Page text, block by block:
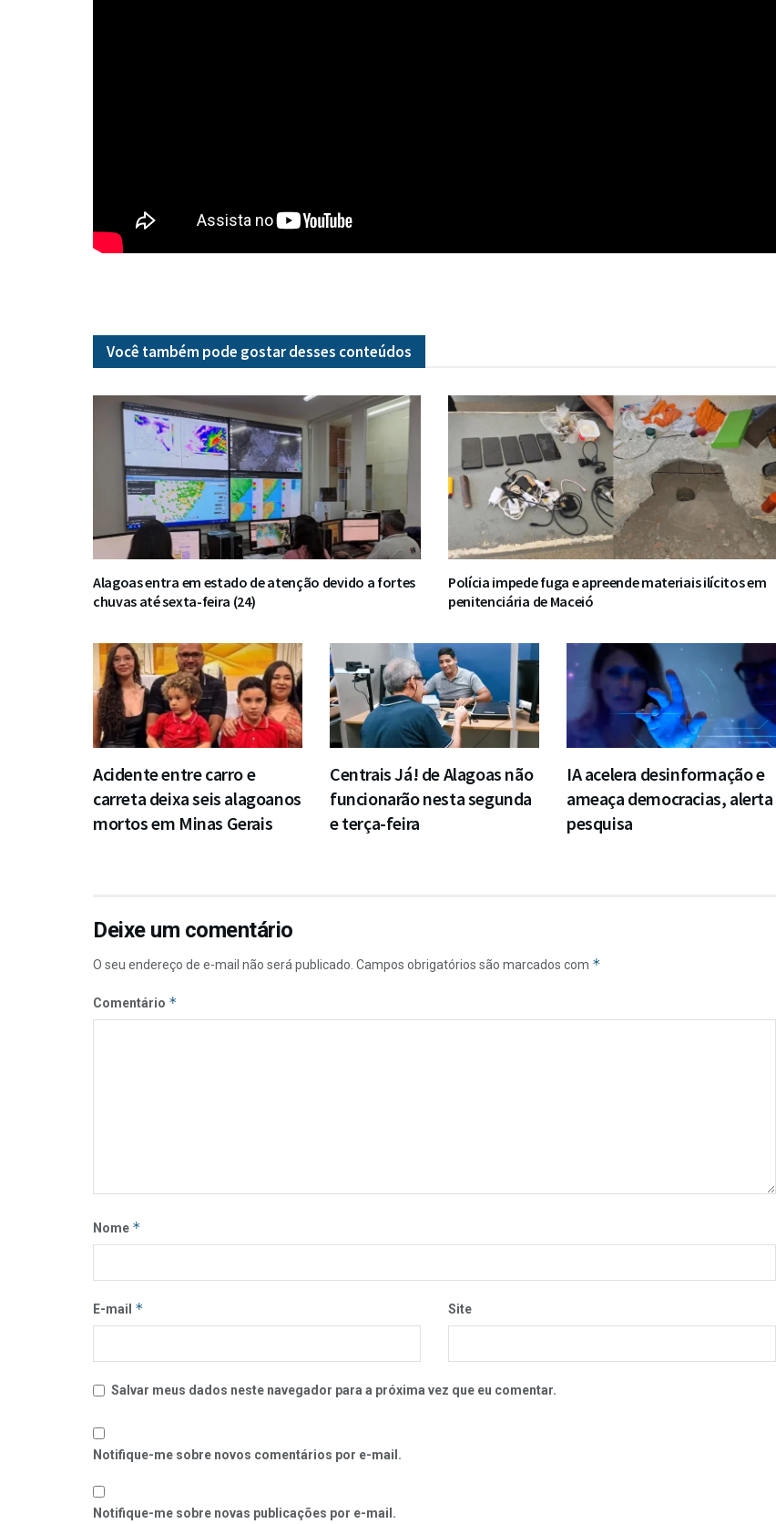
Você também pode gostar desses conteúdos
Alagoas entra em estado de atenção devido a fortes
chuvas até sexta-feira (24)
Polícia impede fuga e apreende materiais ilícitos em
penitenciária de Maceió
Acidente entre carro e
carreta deixa seis alagoanos
mortos em Minas Gerais
Centrais Já! de Alagoas não
funcionarão nesta segunda
e terça-feira
IA acelera desinformação e
ameaça democracias, alerta
pesquisa
Deixe um comentário
O seu endereço de e-mail não será publicado. Campos obrigatórios são marcados com *
Comentário *
Nome *
E-mail * Site
Salvar meus dados neste navegador para a próxima vez que eu comentar.
Notifique-me sobre novos comentários por e-mail.
Notifique-me sobre novas publicações por e-mail.